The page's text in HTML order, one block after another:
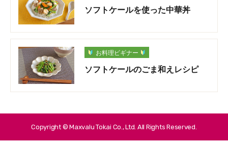
ソフトケールを使った中華丼
お料理ビギナー
ソフトケールのごま和えレシピ
Copyright © Maxvalu Tokai Co., Ltd. All Rights Reserved.